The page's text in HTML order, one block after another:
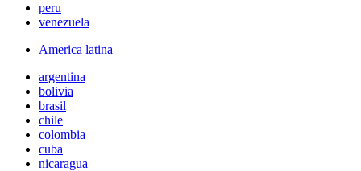
peru
venezuela
America latina
argentina
bolivia
brasil
chile
colombia
cuba
nicaragua